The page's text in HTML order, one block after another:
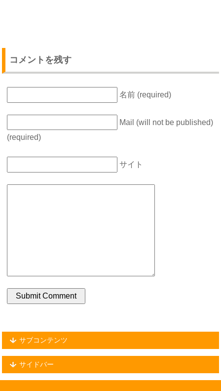
コメントを残す
名前 (required)
Mail (will not be published)
(required)
サイト
サブコンテンツ
サイドバー